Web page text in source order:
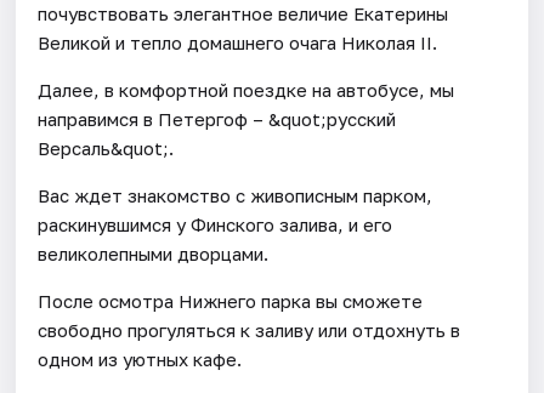
почувствовать элегантное величие Екатерины
Великой и тепло домашнего очага Николая II.
Далее, в комфортной поездке на автобусе, мы
направимся в Петергоф – &quot;русский
Версаль&quot;.
Вас ждет знакомство с живописным парком,
раскинувшимся у Финского залива, и его
великолепными дворцами.
После осмотра Нижнего парка вы сможете
свободно прогуляться к заливу или отдохнуть в
одном из уютных кафе.